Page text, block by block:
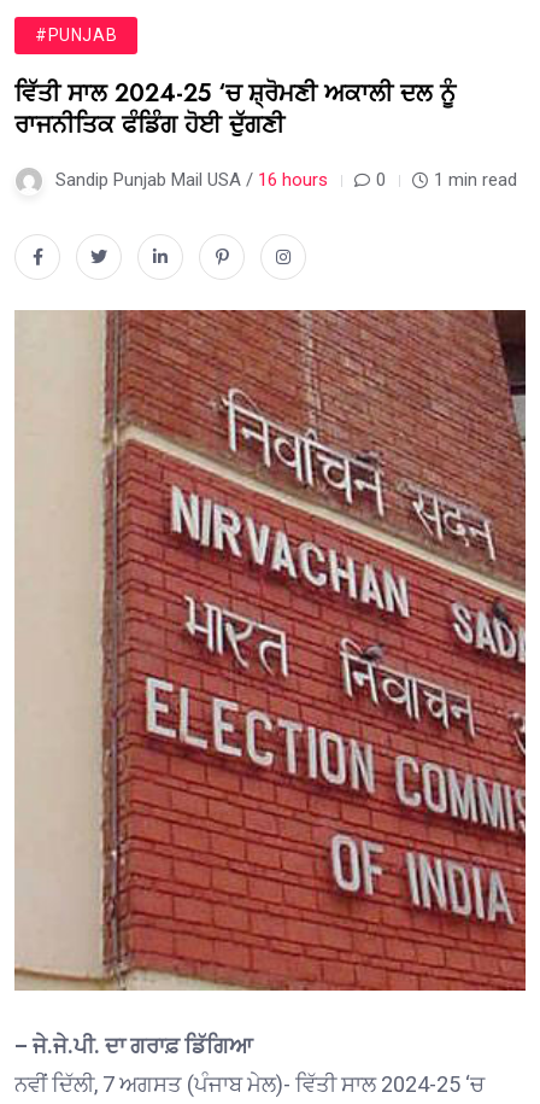
#PUNJAB
ਵਿੱਤੀ ਸਾਲ 2024-25 ‘ਚ ਸ਼੍ਰੋਮਣੀ ਅਕਾਲੀ ਦਲ ਨੂੰ
ਰਾਜਨੀਤਿਕ ਫੰਡਿੰਗ ਹੋਈ ਦੁੱਗਣੀ
Sandip Punjab Mail USA / 16 hours 0 1 min read
– ਜੇ.ਜੇ.ਪੀ. ਦਾ ਗਰਾਫ਼ ਡਿੱਗਿਆ
ਨਵੀਂ ਦਿੱਲੀ, 7 ਅਗਸਤ (ਪੰਜਾਬ ਮੇਲ)- ਵਿੱਤੀ ਸਾਲ 2024-25 ‘ਚ